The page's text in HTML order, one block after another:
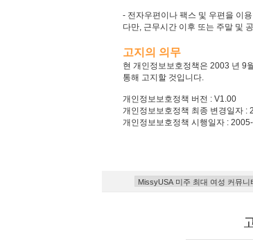
- 전자우편이나 팩스 및 우편을 이
다만, 근무시간 이후 또는 주말 및
고지의 의무
현 개인정보보호정책은 2003 년 9
통해 고지할 것입니다.
개인정보보호정책 버전 : V1.00
개인정보보호정책 최종 변경일자 :
개인정보보호정책 시행일자 :